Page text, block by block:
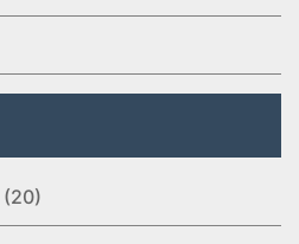
(20)